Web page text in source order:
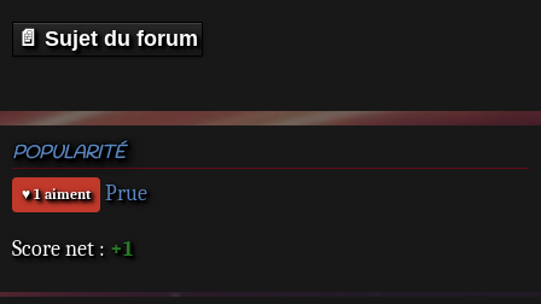
📄 Sujet du forum
POPULARITÉ
♥ 1 aiment Prue
Score net : +1